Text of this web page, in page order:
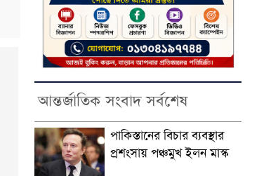
আন্তর্জাতিক সংবাদ সর্বশেষ
পাকিস্তানের বিচার ব্যবস্থার
প্রশংসায় পঞ্চমুখ ইলন মাস্ক